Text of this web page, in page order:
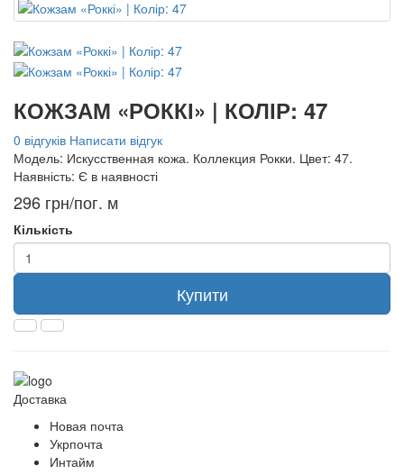
КОЖЗАМ «РОККІ» | КОЛІР: 47
0 відгуків Написати відгук
Модель: Искусственная кожа. Коллекция Рокки. Цвет: 47.
Наявність: Є в наявності
296 грн/пог. м
Кількість
Купити
Доставка
Новая почта
Укрпочта
Интайм